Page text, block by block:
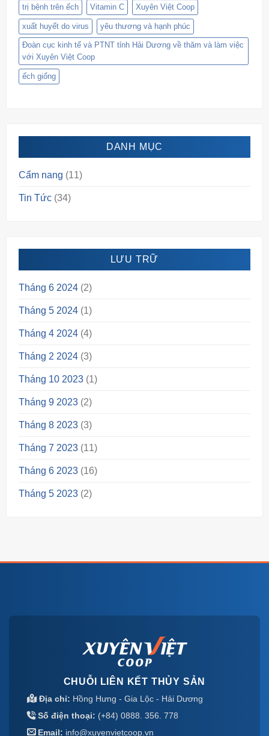
trị bệnh trên ếch Vitamin C Xuyên Việt Coop
xuất huyết do virus yêu thương và hạnh phúc
Đoàn cục kinh tế và PTNT tỉnh Hải Dương về thăm và làm việc
với Xuyên Việt Coop
ếch giống
DANH MỤC
Cẩm nang (11)
Tin Tức(34)
LƯU TRỮ
Tháng 6 2024(2)
Tháng 5 2024(1)
Tháng 4 2024(4)
Tháng 2 2024(3)
Tháng 10 2023(1)
Tháng 9 2023(2)
Tháng 8 2023(3)
Tháng 7 2023(11)
Tháng 6 2023(16)
Tháng 5 2023(2)
CHUỖI LIÊN KẾT THỦY SẢN
Địa chỉ: Hồng Hưng - Gia Lộc - Hải Dương
Số điện thoại: (+84) 0888. 356. 778
Email: info@xuyenvietcoop.vn